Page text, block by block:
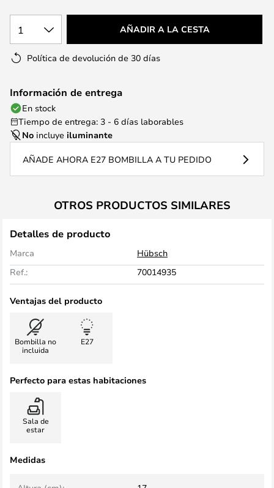
1 AÑADIR A LA CESTA
Política de devolución de 30 días
Información de entrega
En stock
Tiempo de entrega: 3 - 6 días laborables
No incluye iluminante
AÑADE AHORA E27 BOMBILLA A TU PEDIDO
OTROS PRODUCTOS SIMILARES
Detalles de producto
Marca
Hübsch
Ref.:
70014935
Ventajas del producto
Bombilla no
incluida
E27
Perfecto para estas habitaciones
Sala de
estar
Medidas